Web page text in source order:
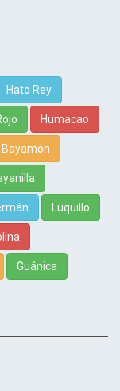
Hato Rey
Humacao
Bayamón
Luquillo
Guánica